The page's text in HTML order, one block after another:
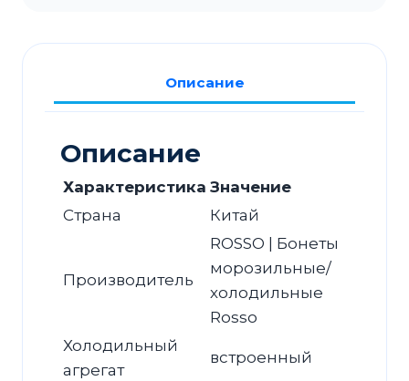
250
HT/CT
корзинами
Описание
Описание
Характеристика Значение
Страна
Китай
Производитель
ROSSO | Бонеты
морозильные/
холодильные
Rosso
Холодильный
агрегат
встроенный